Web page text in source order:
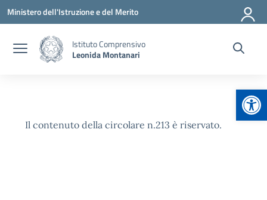
Vai ai contenuti
Vai al menu di navigazione
Vai al footer
Ministero dell'Istruzione e del Merito
Istituto Comprensivo
Leonida Montanari
Il contenuto della circolare n.213 è riservato.